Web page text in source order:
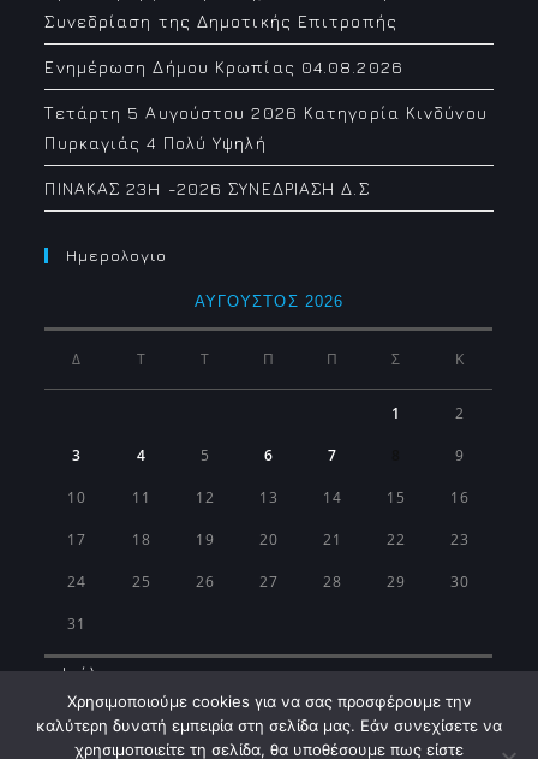
Συνεδρίαση της Δημοτικής Επιτροπής
Ενημέρωση Δήμου Κρωπίας 04.08.2026
Τετάρτη 5 Αυγούστου 2026 Κατηγορία Κινδύνου
Πυρκαγιάς 4 Πολύ Υψηλή
ΠΙΝΑΚΑΣ 23H -2026 ΣΥΝΕΔΡΙΑΣΗ Δ.Σ
Ημερολογιο
ΑΎΓΟΥΣΤΟΣ 2026
Δ Τ Τ Π Π Σ Κ
1 2
3 4 5 6 7 9
10 11 12 13 14 15 16
17 18 19 20 21 22 23
24 25 26 27 28 29 30
31
« Ιούλ
Χρησιμοποιούμε cookies για να σας προσφέρουμε την
καλύτερη δυνατή εμπειρία στη σελίδα μας. Εάν συνεχίσετε να
χρησιμοποιείτε τη σελίδα, θα υποθέσουμε πως είστε